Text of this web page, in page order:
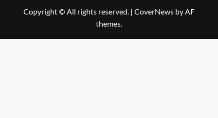
Copyright © All rights reserved. | CoverNews by AF
themes.